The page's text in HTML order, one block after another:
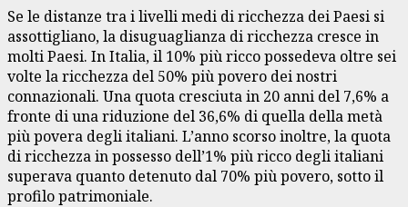
Se le distanze tra i livelli medi di ricchezza dei Paesi si
assottigliano, la disuguaglianza di ricchezza cresce in
molti Paesi. In Italia, il 10% più ricco possedeva oltre sei
volte la ricchezza del 50% più povero dei nostri
connazionali. Una quota cresciuta in 20 anni del 7,6% a
fronte di una riduzione del 36,6% di quella della metà
più povera degli italiani. L’anno scorso inoltre, la quota
di ricchezza in possesso dell’1% più ricco degli italiani
superava quanto detenuto dal 70% più povero, sotto il
profilo patrimoniale.